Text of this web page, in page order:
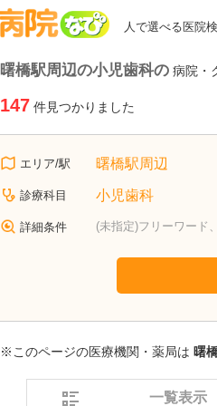
人で選べる医院
曙橋駅周辺の小児歯科の 病院・
147 件見つかりました
エリア/駅 曙橋駅周辺
診療科目 小児歯科
詳細条件 (未指定)フリーワード
※このページの医療機関・薬局は 曙
一覧表示